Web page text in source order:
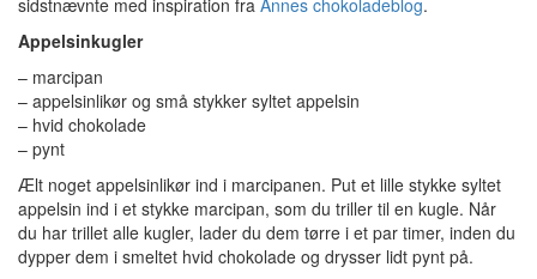
sidstnævnte med inspiration fra Annes chokoladeblog.
Appelsinkugler
– marcipan
– appelsinlikør og små stykker syltet appelsin
– hvid chokolade
– pynt
Ælt noget appelsinlikør ind i marcipanen. Put et lille stykke syltet
appelsin ind i et stykke marcipan, som du triller til en kugle. Når
du har trillet alle kugler, lader du dem tørre i et par timer, inden du
dypper dem i smeltet hvid chokolade og drysser lidt pynt på.